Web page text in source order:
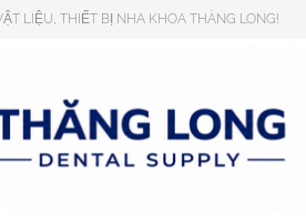
LIỆU, THIẾT BỊ NHA KHOA THĂNG LONG!